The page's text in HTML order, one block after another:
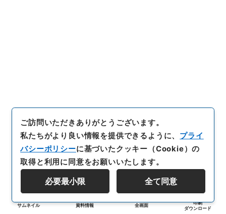
サムネイル 資料情報 全画面
印刷
ダウンロード
ご訪問いただきありがとうございます。
私たちがより良い情報を提供できるように、 プライ
バシーポリシーに基づいたクッキー（Cookie）の
取得と利用に同意をお願いいたします。
必要最小限 全て同意